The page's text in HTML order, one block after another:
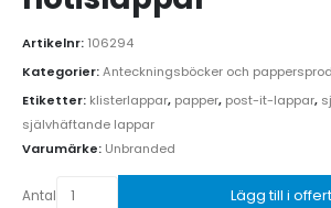
Artikelnr: 106294
Kategorier:Anteckningsböcker och
Etiketter: klisterlappar, papper, post-it-lappar,
självhäftande lappar
Varumärke: Unbranded
Antal Lägg till i